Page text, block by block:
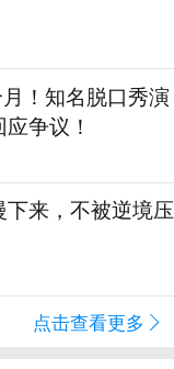
！知名脱口秀演
争议！
来，不被逆境压
点击查看更多